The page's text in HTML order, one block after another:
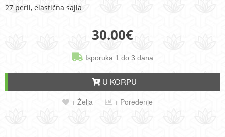
27 perli, elastična sajla
30.00€
Isporuka 1 do 3 dana
U KORPU
+ Želja + Poređenje